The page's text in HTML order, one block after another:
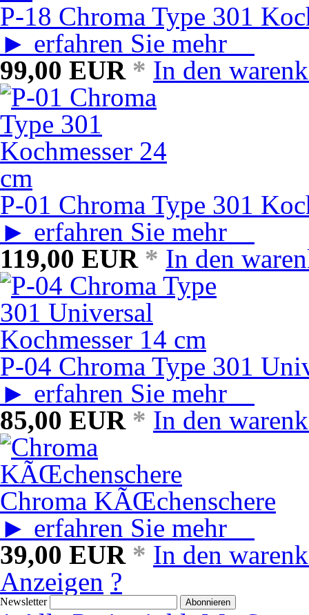
P-18 Chroma Type 301
► erfahren Sie mehr
99,00 EUR * In den
P-01 Chroma Type 301
► erfahren Sie mehr
119,00 EUR * In den
P-04 Chroma Type 301
► erfahren Sie mehr
85,00 EUR * In den
Chroma KÃŒchenschere
► erfahren Sie mehr
39,00 EUR * In den
Anzeigen ?
Newsletter Abonnieren